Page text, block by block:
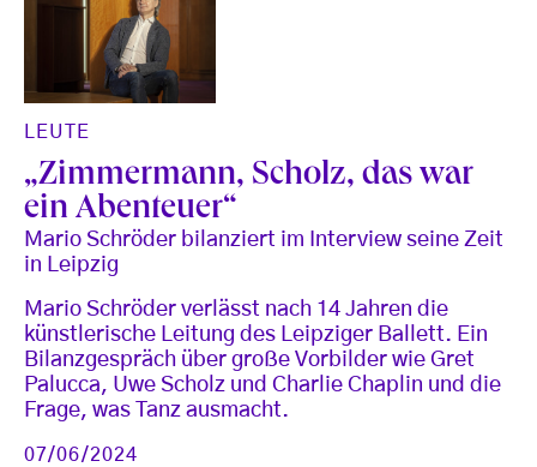
LEUTE
„Zimmermann, Scholz, das war
ein Abenteuer“
Mario Schröder bilanziert im Interview seine Zeit
in Leipzig
Mario Schröder verlässt nach 14 Jahren die
künstlerische Leitung des Leipziger Ballett. Ein
Bilanzgespräch über große Vorbilder wie Gret
Palucca, Uwe Scholz und Charlie Chaplin und die
Frage, was Tanz ausmacht.
07/06/2024